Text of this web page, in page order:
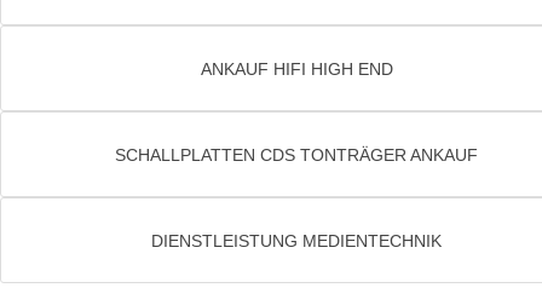
ANKAUF HIFI HIGH END
SCHALLPLATTEN CDS TONTRÄGER ANKAUF
DIENSTLEISTUNG MEDIENTECHNIK